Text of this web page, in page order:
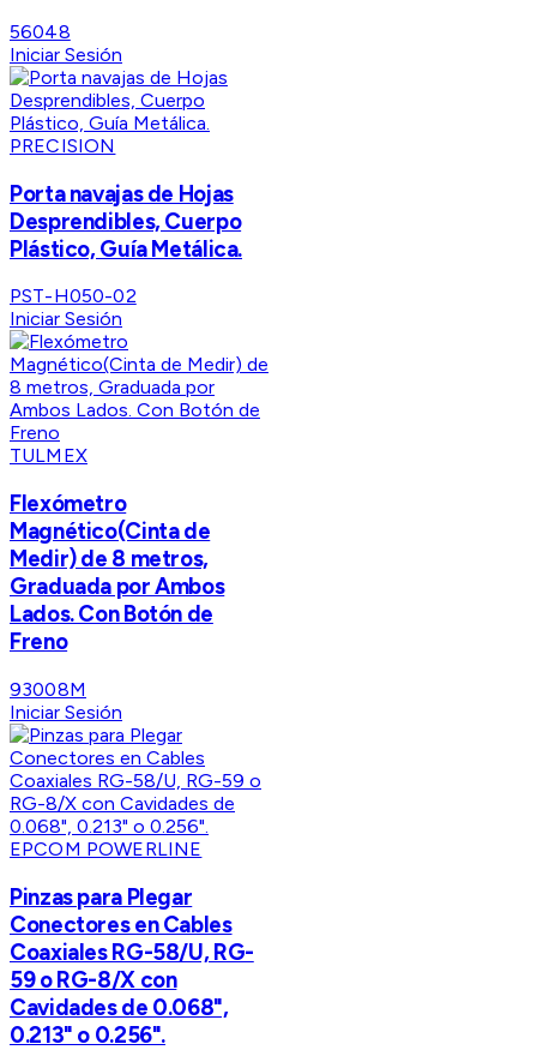
56048
Iniciar Sesión
PRECISION
Porta navajas de Hojas
Desprendibles, Cuerpo
Plástico, Guía Metálica.
PST-H050-02
Iniciar Sesión
TULMEX
Flexómetro
Magnético(Cinta de
Medir) de 8 metros,
Graduada por Ambos
Lados. Con Botón de
Freno
93008M
Iniciar Sesión
EPCOM POWERLINE
Pinzas para Plegar
Conectores en Cables
Coaxiales RG-58/U, RG-
59 o RG-8/X con
Cavidades de 0.068",
0.213" o 0.256".